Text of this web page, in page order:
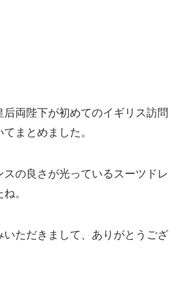
后両陛下が初めてのイギリス訪問
まとめました。
スの良さが光っているスーツドレ
。
いただきまして、ありがとうござ